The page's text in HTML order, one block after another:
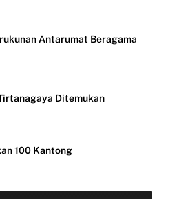
Antarumat Beragama
Ditemukan
100 Kantong